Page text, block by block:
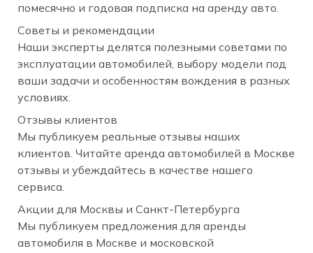
помесячно и годовая подписка на аренду авто.
Советы и рекомендации
Наши эксперты делятся полезными советами по
эксплуатации автомобилей, выбору модели под
ваши задачи и особенностям вождения в разных
условиях.
Отзывы клиентов
Мы публикуем реальные отзывы наших
клиентов. Читайте аренда автомобилей в Москве
отзывы и убеждайтесь в качестве нашего
сервиса.
Акции для Москвы и Санкт-Петербурга
Мы публикуем предложения для аренды
автомобиля в Москве и московской